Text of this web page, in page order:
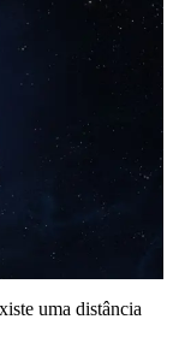
uma distância